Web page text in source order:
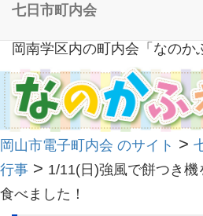
岡南学区内の町内会「なのか
七日市町内会
岡山市電子町内会 のサイト >
行事 > 1/11(日)強風で餅つき
食べました！